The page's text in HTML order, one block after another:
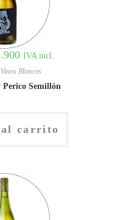
IVA incl.
Vinos Blancos
Perico Semillón
carrito